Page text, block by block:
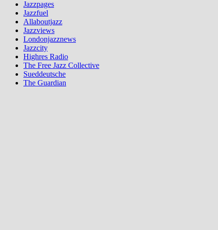
Jazzpages
Jazzfuel
Allaboutjazz
Jazzviews
Londonjazznews
Jazzcity
Highres Radio
The Free Jazz Collective
Sueddeutsche
The Guardian